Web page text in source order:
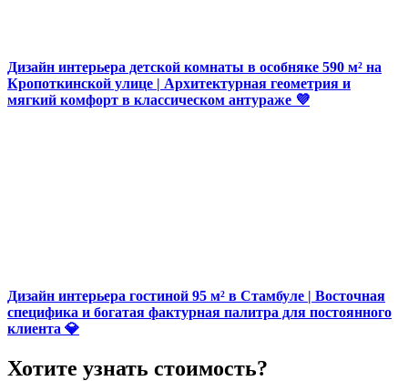
Дизайн интерьера детской комнаты в особняке 590 м² на
Кропоткинской улице | Архитектурная геометрия и
мягкий комфорт в классическом антураже 💜
Дизайн интерьера гостиной 95 м² в Стамбуле | Восточная
специфика и богатая фактурная палитра для постоянного
клиента 💎
Хотите узнать стоимость?